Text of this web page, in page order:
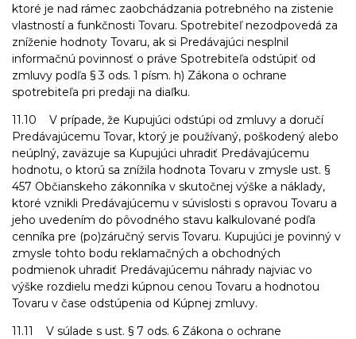
ktoré je nad rámec zaobchádzania potrebného na zistenie
vlastností a funkčnosti Tovaru. Spotrebiteľ nezodpovedá za
zníženie hodnoty Tovaru, ak si Predávajúci nesplnil
informačnú povinnosť o práve Spotrebiteľa odstúpiť od
zmluvy podľa § 3 ods. 1 písm. h) Zákona o ochrane
spotrebiteľa pri predaji na diaľku.
11.10 V prípade, že Kupujúci odstúpi od zmluvy a doručí
Predávajúcemu Tovar, ktorý je používaný, poškodený alebo
neúplný, zaväzuje sa Kupujúci uhradiť Predávajúcemu
hodnotu, o ktorú sa znížila hodnota Tovaru v zmysle ust. §
457 Občianskeho zákonníka v skutočnej výške a náklady,
ktoré vznikli Predávajúcemu v súvislosti s opravou Tovaru a
jeho uvedením do pôvodného stavu kalkulované podľa
cenníka pre (po)záručný servis Tovaru. Kupujúci je povinný v
zmysle tohto bodu reklamačných a obchodných
podmienok uhradiť Predávajúcemu náhrady najviac vo
výške rozdielu medzi kúpnou cenou Tovaru a hodnotou
Tovaru v čase odstúpenia od Kúpnej zmluvy.
11.11 V súlade s ust. § 7 ods. 6 Zákona o ochrane